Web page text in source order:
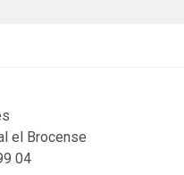
el Brocense
04